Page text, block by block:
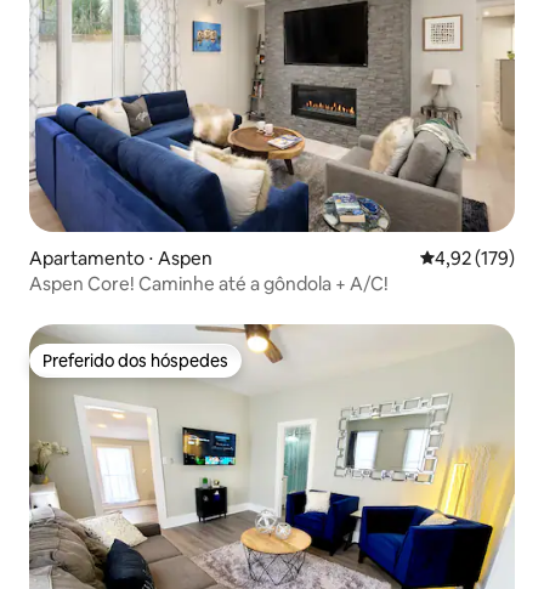
Apartamento ⋅ Aspen 4,92 de uma
4,92 (179)
Aspen Core! Caminhe até a gôndola + A/C!
Preferido dos hóspedes
Preferido dos hóspedes